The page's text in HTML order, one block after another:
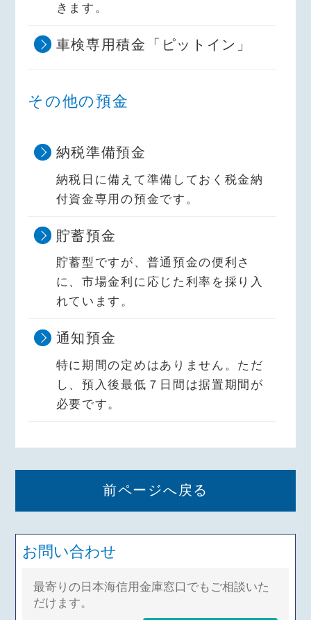
きます。
車検専用積金「ピットイン」
その他の預金
納税準備預金
納税日に備えて準備しておく税金納
付資金専用の預金です。
貯蓄預金
貯蓄型ですが、普通預金の便利さ
に、市場金利に応じた利率を採り入
れています。
通知預金
特に期間の定めはありません。ただ
し、預入後最低７日間は据置期間が
必要です。
前ページへ戻る
お問い合わせ
最寄りの日本海信用金庫窓口でもご相談いた
だけます。